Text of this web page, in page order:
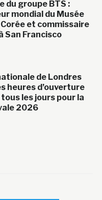
du groupe BTS :
mondial du Musée
et commissaire
San Francisco
de Londres
heures d’ouverture
tous les jours pour la
2026